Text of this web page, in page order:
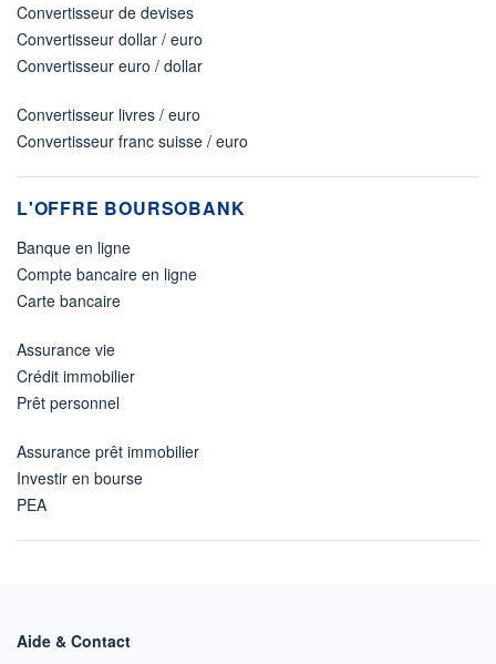
Convertisseur de devises
Convertisseur dollar / euro
Convertisseur euro / dollar
Convertisseur livres / euro
Convertisseur franc suisse / euro
L'OFFRE BOURSOBANK
Banque en ligne
Compte bancaire en ligne
Carte bancaire
Assurance vie
Crédit immobilier
Prêt personnel
Assurance prêt immobilier
Investir en bourse
PEA
Aide & Contact